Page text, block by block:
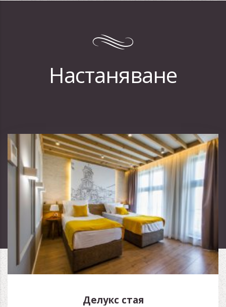
Настаняване
Делукс стая